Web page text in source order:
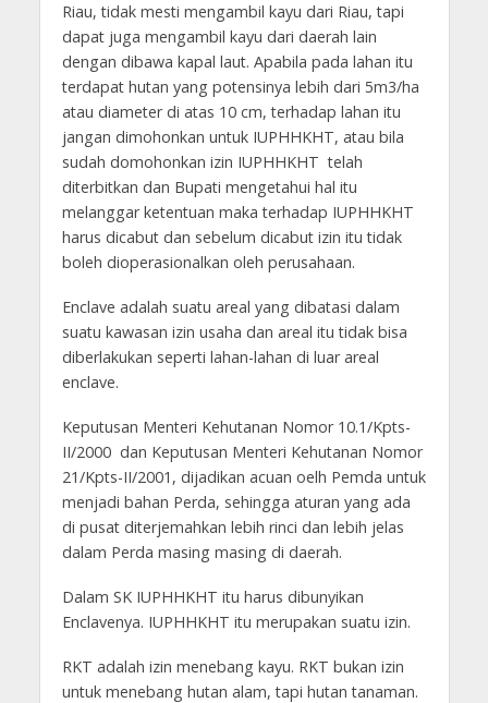
Riau, tidak mesti mengambil kayu dari Riau, tapi
dapat juga mengambil kayu dari daerah lain
dengan dibawa kapal laut. Apabila pada lahan itu
terdapat hutan yang potensinya lebih dari 5m3/ha
atau diameter di atas 10 cm, terhadap lahan itu
jangan dimohonkan untuk IUPHHKHT, atau bila
sudah domohonkan izin IUPHHKHT telah
diterbitkan dan Bupati mengetahui hal itu
melanggar ketentuan maka terhadap IUPHHKHT
harus dicabut dan sebelum dicabut izin itu tidak
boleh dioperasionalkan oleh perusahaan.
Enclave adalah suatu areal yang dibatasi dalam
suatu kawasan izin usaha dan areal itu tidak bisa
diberlakukan seperti lahan-lahan di luar areal
enclave.
Keputusan Menteri Kehutanan Nomor 10.1/Kpts-
II/2000 dan Keputusan Menteri Kehutanan Nomor
21/Kpts-II/2001, dijadikan acuan oelh Pemda untuk
menjadi bahan Perda, sehingga aturan yang ada
di pusat diterjemahkan lebih rinci dan lebih jelas
dalam Perda masing masing di daerah.
Dalam SK IUPHHKHT itu harus dibunyikan
Enclavenya. IUPHHKHT itu merupakan suatu izin.
RKT adalah izin menebang kayu. RKT bukan izin
untuk menebang hutan alam, tapi hutan tanaman.